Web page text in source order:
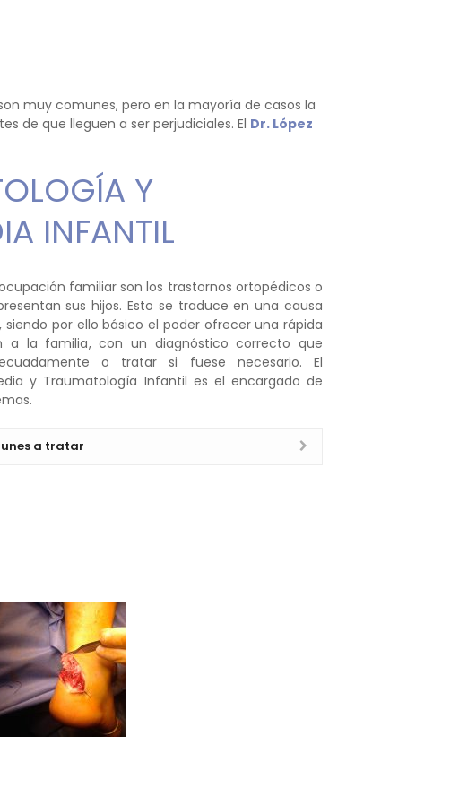
muy comunes, pero en la mayoría de casos la
de que lleguen a ser perjudiciales. El Dr. López
Y
INFANTIL
familiar son los trastornos ortopédicos o
sus hijos. Esto se traduce en una causa
por ello básico el poder ofrecer una rápida
a la familia, con un diagnóstico correcto que
o tratar si fuese necesario. El
y Traumatología Infantil es el encargado de
a tratar